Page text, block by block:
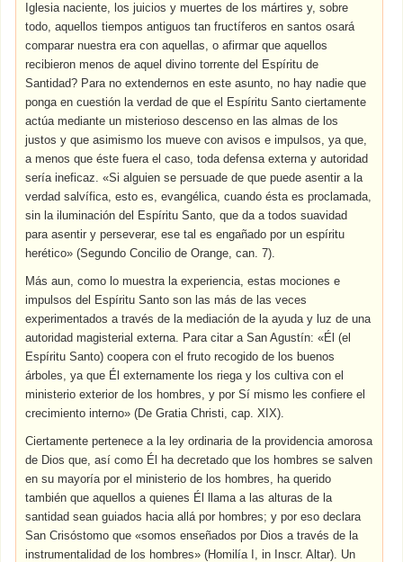
Iglesia naciente, los juicios y muertes de los mártires y, sobre
todo, aquellos tiempos antiguos tan fructíferos en santos osará
comparar nuestra era con aquellas, o afirmar que aquellos
recibieron menos de aquel divino torrente del Espíritu de
Santidad? Para no extendernos en este asunto, no hay nadie que
ponga en cuestión la verdad de que el Espíritu Santo ciertamente
actúa mediante un misterioso descenso en las almas de los
justos y que asimismo los mueve con avisos e impulsos, ya que,
a menos que éste fuera el caso, toda defensa externa y autoridad
sería ineficaz. «Si alguien se persuade de que puede asentir a la
verdad salvífica, esto es, evangélica, cuando ésta es proclamada,
sin la iluminación del Espíritu Santo, que da a todos suavidad
para asentir y perseverar, ese tal es engañado por un espíritu
herético» (Segundo Concilio de Orange, can. 7).
Más aun, como lo muestra la experiencia, estas mociones e
impulsos del Espíritu Santo son las más de las veces
experimentados a través de la mediación de la ayuda y luz de una
autoridad magisterial externa. Para citar a San Agustín: «Él (el
Espíritu Santo) coopera con el fruto recogido de los buenos
árboles, ya que Él externamente los riega y los cultiva con el
ministerio exterior de los hombres, y por Sí mismo les confiere el
crecimiento interno» (De Gratia Christi, cap. XIX).
Ciertamente pertenece a la ley ordinaria de la providencia amorosa
de Dios que, así como Él ha decretado que los hombres se salven
en su mayoría por el ministerio de los hombres, ha querido
también que aquellos a quienes Él llama a las alturas de la
santidad sean guiados hacia allá por hombres; y por eso declara
San Crisóstomo que «somos enseñados por Dios a través de la
instrumentalidad de los hombres» (Homilía I, in Inscr. Altar). Un